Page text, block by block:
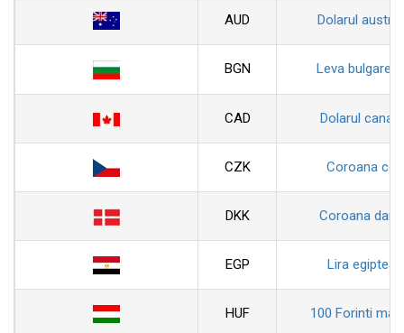
AUD Dolarul
BGN Leva
CAD Dolarul
CZK Coroana
DKK Coroana
EGP Lira
HUF 100 Forinti